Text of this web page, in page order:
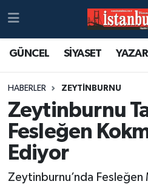
GÜNCEL SİYASET
HABERLER ZEYTİNBURNU
Zeytinburnu
Fesleğen
Ediyor
Zeytinburnu’nda Fesleğen